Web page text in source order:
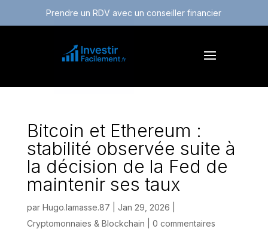
Prendre un RDV avec un conseiller financier
Bitcoin et Ethereum :
stabilité observée suite à
la décision de la Fed de
maintenir ses taux
par Hugo.lamasse.87 Jan 29, 2026
Cryptomonnaies & Blockchain
0 commentaires